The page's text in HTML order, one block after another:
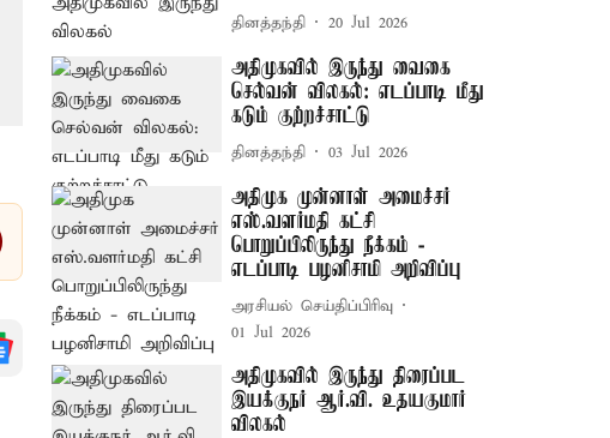
தினத்தந்தி 20 Jul 2026
அதிமுகவில் இருந்து வைகை
செல்வன் விலகல்: எடப்பாடி மீது
கடும் குற்றச்சாட்டு
தினத்தந்தி 03 Jul 2026
அதிமுக முன்னாள் அமைச்சர்
எஸ்.வளர்மதி கட்சி
பொறுப்பிலிருந்து நீக்கம் -
எடப்பாடி பழனிசாமி அறிவிப்பு
அரசியல் செய்திப்பிரிவு
01 Jul 2026
அதிமுகவில் இருந்து திரைப்பட
இயக்குநர் ஆர்.வி. உதயகுமார்
விலகல்